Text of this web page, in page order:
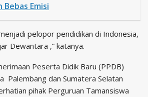
Emisi
pelopor pendidikan di Indonesia,
Dewantara ,” katanya.
Peserta Didik Baru (PPDB)
Palembang dan Sumatera Selatan
pihak Perguruan Tamansiswa